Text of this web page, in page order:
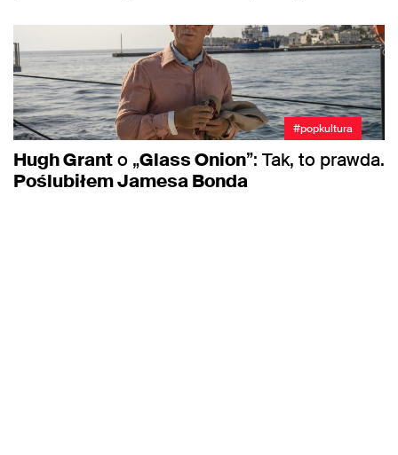
#popkultura
Hugh Granto „Glass Onion”: Tak, to prawda.
Poślubiłem Jamesa Bonda